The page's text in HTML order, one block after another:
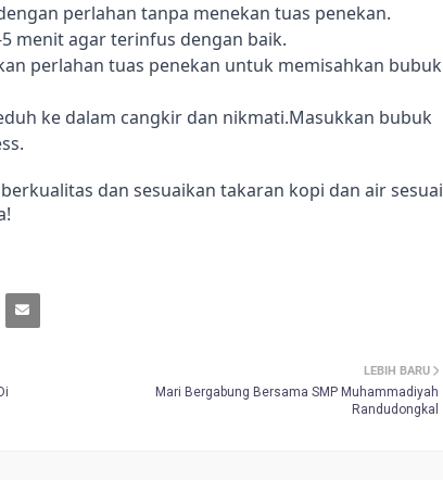
perlahan tanpa menekan tuas penekan.
menit agar terinfus dengan baik.
perlahan tuas penekan untuk memisahkan bubuk
ke dalam cangkir dan nikmati.Masukkan bubuk
dan sesuaikan takaran kopi dan air sesuai
LEBIH BARU
Mari Bergabung Bersama SMP Muhammadiyah
Randudongkal